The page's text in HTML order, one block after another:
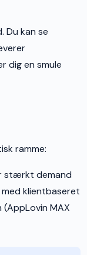
Du kan se
dig en smule
ramme:
stærkt demand
klientbaseret
MAX